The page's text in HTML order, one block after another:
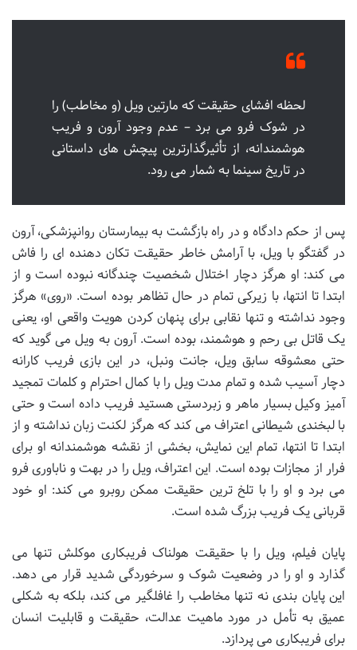
لحظه افشای حقیقت که مارتین ویل (و مخاطب) را
در شوک فرو می برد – عدم وجود آرون و فریب
هوشمندانه، از تأثیرگذارترین پیچش های داستانی
در تاریخ سینما به شمار می رود.
پس از حکم دادگاه و در راه بازگشت به بیمارستان روانپزشکی، آرون
در گفتگو با ویل، با آرامش خاطر حقیقت تکان دهنده ای را فاش
می کند: او هرگز دچار اختلال شخصیت چندگانه نبوده است و از
ابتدا تا انتها، با زیرکی تمام در حال تظاهر بوده است. «روی» هرگز
وجود نداشته و تنها نقابی برای پنهان کردن هویت واقعی او، یعنی
یک قاتل بی رحم و هوشمند، بوده است. آرون به ویل می گوید که
حتی معشوقه سابق ویل، جانت ونبل، در این بازی فریب کارانه
دچار آسیب شده و تمام مدت ویل را با کمال احترام و کلمات تمجید
آمیز وکیل بسیار ماهر و زبردستی هستید فریب داده است و حتی
با لبخندی شیطانی اعتراف می کند که هرگز لکنت زبان نداشته و از
ابتدا تا انتها، تمام این نمایش، بخشی از نقشه هوشمندانه او برای
فرار از مجازات بوده است. این اعتراف، ویل را در بهت و ناباوری فرو
می برد و او را با تلخ ترین حقیقت ممکن روبرو می کند: او خود
قربانی یک فریب بزرگ شده است.
پایان فیلم، ویل را با حقیقت هولناک فریبکاری موکلش تنها می
گذارد و او را در وضعیت شوک و سرخوردگی شدید قرار می دهد.
این پایان بندی نه تنها مخاطب را غافلگیر می کند، بلکه به شکلی
عمیق به تأمل در مورد ماهیت عدالت، حقیقت و قابلیت انسان
برای فریبکاری می پردازد.